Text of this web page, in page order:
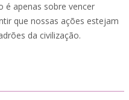
é apenas sobre vencer
que nossas ações estejam
da civilização.